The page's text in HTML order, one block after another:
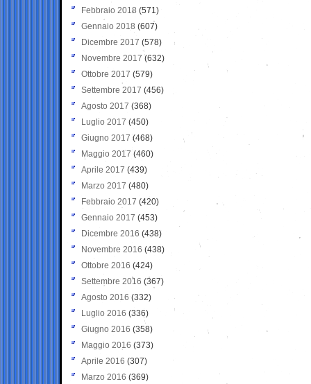
Febbraio 2018 (571)
Gennaio 2018 (607)
Dicembre 2017 (578)
Novembre 2017 (632)
Ottobre 2017 (579)
Settembre 2017 (456)
Agosto 2017 (368)
Luglio 2017 (450)
Giugno 2017 (468)
Maggio 2017 (460)
Aprile 2017 (439)
Marzo 2017 (480)
Febbraio 2017 (420)
Gennaio 2017 (453)
Dicembre 2016 (438)
Novembre 2016 (438)
Ottobre 2016 (424)
Settembre 2016 (367)
Agosto 2016 (332)
Luglio 2016 (336)
Giugno 2016 (358)
Maggio 2016 (373)
Aprile 2016 (307)
Marzo 2016 (369)